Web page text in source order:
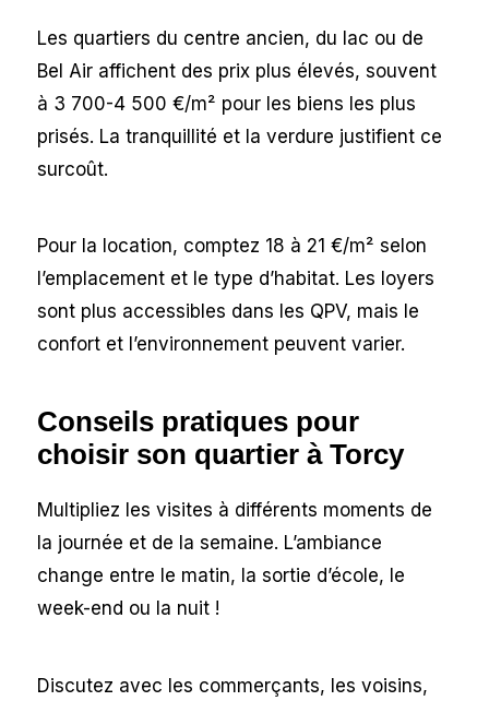
Les quartiers du centre ancien, du lac ou de
Bel Air affichent des prix plus élevés, souvent
à 3 700-4 500 €/m² pour les biens les plus
prisés. La tranquillité et la verdure justifient ce
surcoût.
Pour la location, comptez 18 à 21 €/m² selon
l’emplacement et le type d’habitat. Les loyers
sont plus accessibles dans les QPV, mais le
confort et l’environnement peuvent varier.
Conseils pratiques pour
choisir son quartier à Torcy
Multipliez les visites à différents moments de
la journée et de la semaine. L’ambiance
change entre le matin, la sortie d’école, le
week-end ou la nuit !
Discutez avec les commerçants, les voisins,